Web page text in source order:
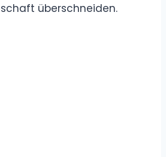
überschneiden.